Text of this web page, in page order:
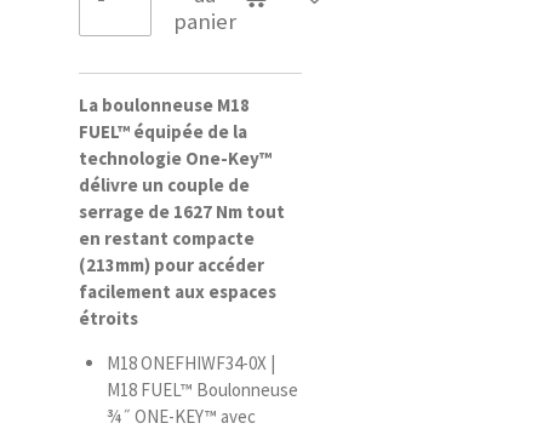
panier
La boulonneuse M18
FUEL™ équipée de la
technologie One-Key™
délivre un couple de
serrage de 1627 Nm tout
en restant compacte
(213mm) pour accéder
facilement aux espaces
étroits
M18 ONEFHIWF34-0X |
M18 FUEL™ Boulonneuse
¾˝ ONE-KEY™ avec